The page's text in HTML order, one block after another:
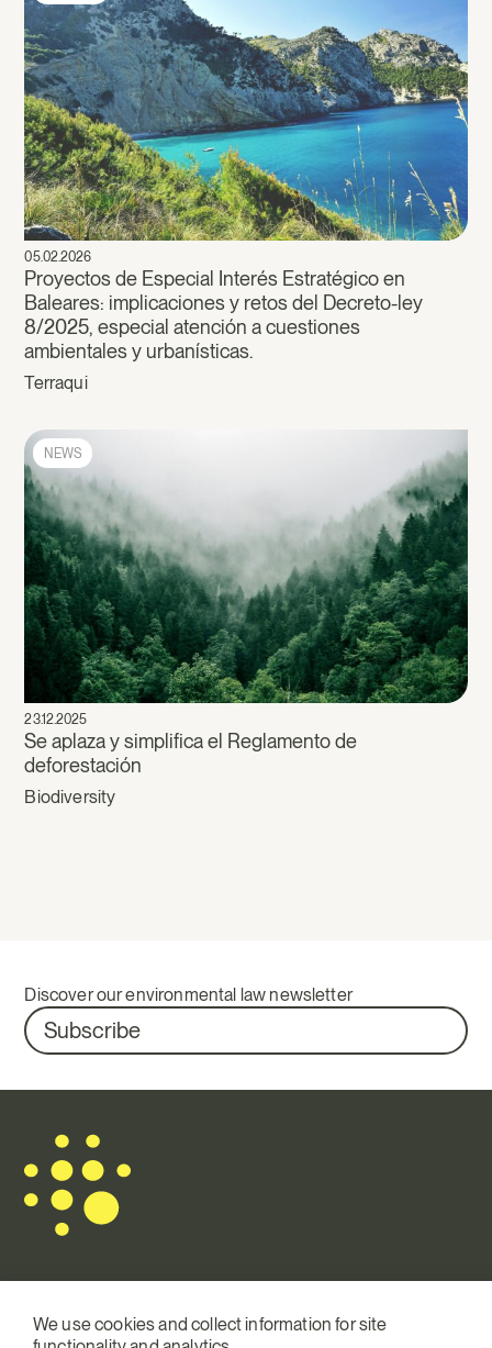
05.02.2026
Proyectos de Especial Interés Estratégico en
Baleares: implicaciones y retos del Decreto-ley
8/2025, especial atención a cuestiones
ambientales y urbanísticas.
Terraqui
NEWS
23.12.2025
Se aplaza y simplifica el Reglamento de
deforestación
Biodiversity
Discover our environmental law newsletter
Subscribe
Mail.
info@terraqui.com
We use cookies and collect information for site